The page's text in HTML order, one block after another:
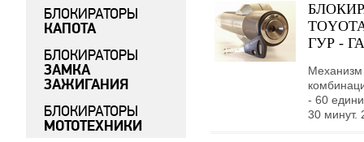
ГУР -
Механизм
- 60
30 минут.
БЛОКИРАТОРЫ
КАПОТА
БЛОКИРАТОРЫ
ЗАМКА
ЗАЖИГАНИЯ
БЛОКИРАТОРЫ
МОТОТЕХНИКИ